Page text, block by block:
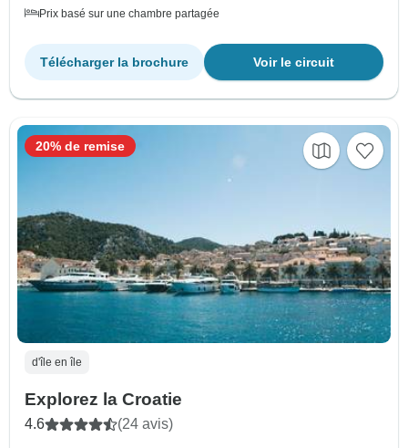
Prix basé sur une chambre partagée
Voir le circuit
Télécharger la brochure
d'île en île
Explorez la Croatie
4.6 (24 avis)
20% de remise